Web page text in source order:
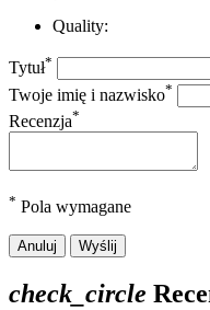
Quality:
Tytuł*
Twoje imię i nazwisko*
Recenzja*
* Pola wymagane
Anuluj Wyślij
check_circle